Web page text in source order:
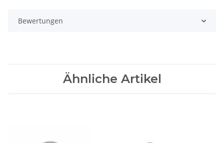
Bewertungen
Ähnliche Artikel